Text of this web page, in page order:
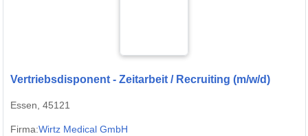
Vertriebsdisponent - Zeitarbeit / Recruiting (m/w/d)
Essen, 45121
Firma:Wirtz Medical GmbH